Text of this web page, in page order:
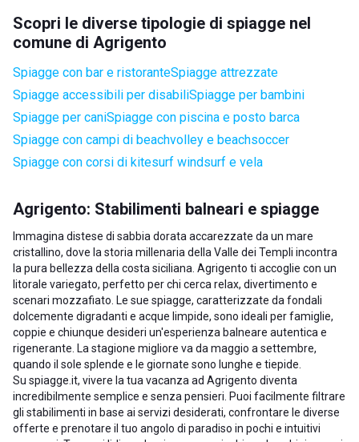
Scopri le diverse tipologie di spiagge nel
comune di Agrigento
Spiagge con bar e ristoranteSpiagge attrezzate
Spiagge accessibili per disabiliSpiagge per bambini
Spiagge per caniSpiagge con piscina e posto barca
Spiagge con campi di beachvolley e beachsoccer
Spiagge con corsi di kitesurf windsurf e vela
Agrigento: Stabilimenti balneari e spiagge
Immagina distese di sabbia dorata accarezzate da un mare
cristallino, dove la storia millenaria della Valle dei Templi incontra
la pura bellezza della costa siciliana. Agrigento ti accoglie con un
litorale variegato, perfetto per chi cerca relax, divertimento e
scenari mozzafiato. Le sue spiagge, caratterizzate da fondali
dolcemente digradanti e acque limpide, sono ideali per famiglie,
coppie e chiunque desideri un'esperienza balneare autentica e
rigenerante. La stagione migliore va da maggio a settembre,
quando il sole splende e le giornate sono lunghe e tiepide.
Su spiagge.it, vivere la tua vacanza ad Agrigento diventa
incredibilmente semplice e senza pensieri. Puoi facilmente filtrare
gli stabilimenti in base ai servizi desiderati, confrontare le diverse
offerte e prenotare il tuo angolo di paradiso in pochi e intuitivi